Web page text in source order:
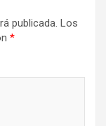
publicada. Los
*